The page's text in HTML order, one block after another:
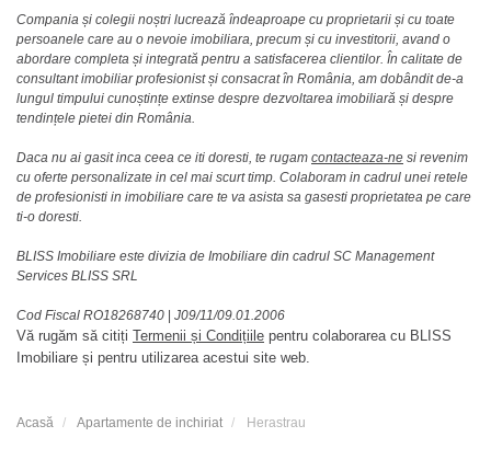
Compania și colegii noștri lucrează îndeaproape cu proprietarii și cu toate
persoanele care au o nevoie imobiliara, precum și cu investitorii, avand o
abordare completa și integrată pentru a satisfacerea clientilor. În calitate de
consultant imobiliar profesionist și consacrat în România, am dobândit de-a
lungul timpului cunoștințe extinse despre dezvoltarea imobiliară și despre
tendințele pietei din România.
Daca nu ai gasit inca ceea ce iti doresti, te rugam contacteaza-ne si revenim
cu oferte personalizate in cel mai scurt timp. Colaboram in cadrul unei retele
de profesionisti in imobiliare care te va asista sa gasesti proprietatea pe care
ti-o doresti.
BLISS Imobiliare este divizia de Imobiliare din cadrul SC Management
Services BLISS SRL
Cod Fiscal RO18268740 | J09/11/09.01.2006
Vă rugăm să citiți Termenii și Condițiile pentru colaborarea cu BLISS
Imobiliare și pentru utilizarea acestui site web.
Acasă Apartamente de inchiriat Herastrau